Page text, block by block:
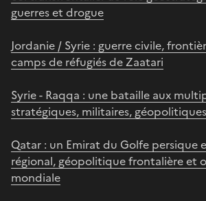
guerres et drogue
Jordanie / Syrie : guerre civile,
camps de réfugiés de Zaatari
Syrie - Raqqa : une bataille aux
stratégiques, militaires,
Qatar : un Emirat du Golfe persique
régional, géopolitique frontalière et
mondiale